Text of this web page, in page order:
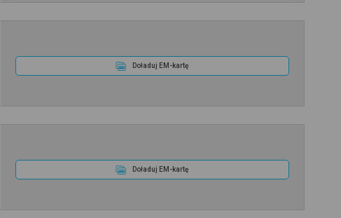
Doładuj EM-kartę
Doładuj EM-kartę